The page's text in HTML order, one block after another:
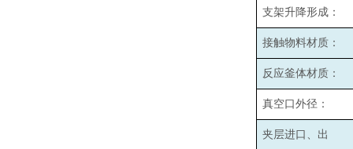
支架升降形成：
接触物料材质：
反应釜体材质：
真空口外径：
夹层进口、出